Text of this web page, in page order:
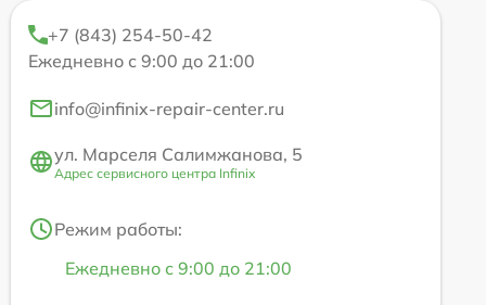
+7 (843) 254-50-42
Ежедневно с 9:00 до 21:00
info@infinix-repair-center.ru
ул. Марселя Салимжанова, 5
Адрес сервисного центра Infinix
Режим работы:
Ежедневно с 9:00 до 21:00